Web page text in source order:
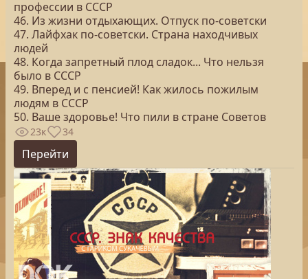
профессии в СССР
46. Из жизни отдыхающих. Отпуск по-советски
47. Лайфхак по-советски. Страна находчивых
людей
48. Когда запретный плод сладок... Что нельзя
было в СССР
49. Вперед и с пенсией! Как жилось пожилым
людям в СССР
50. Ваше здоровье! Что пили в стране Советов
23к 34
Перейти